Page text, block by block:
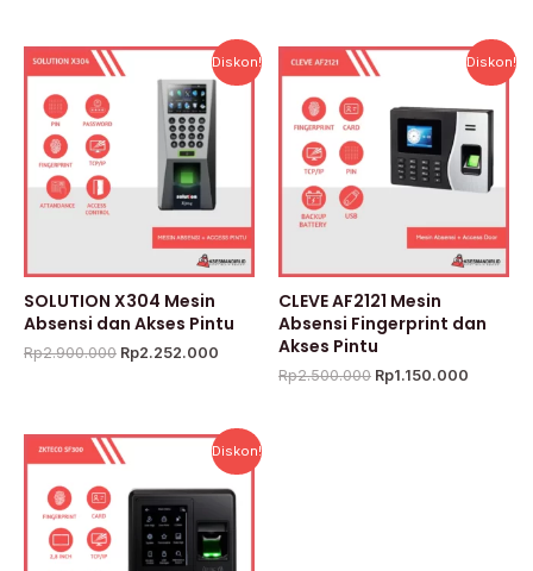
Diskon!
SOLUTION X304 Mesin
Absensi dan Akses Pintu
Rp2.900.000
Harga
aslinya
adalah:
Rp2.900.000.
Rp2.252.000
Harga
Rp2.252.000.
Diskon!
CLEVE AF2121 Mesin
Absensi Fingerprint dan
Akses Pintu
Rp2.500.000
Harga
aslinya
Rp2.500.000.
Rp1.150.000
Harga
saat
adalah:
Diskon!
Harga
aslinya
Rp2.939.000.
Harga
saat
adalah:
Rp1.410.720.